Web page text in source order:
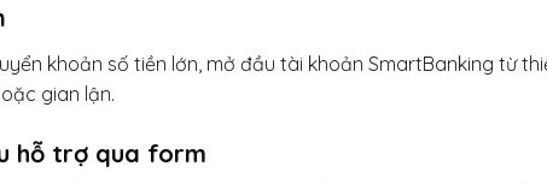
khoản số tiền lớn, mở đầu tài khoản SmartBanking từ
gian lận.
hỗ trợ qua form